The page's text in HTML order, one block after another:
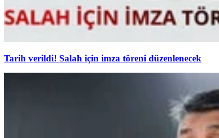
Tarih verildi! Salah için imza töreni düzenlenecek